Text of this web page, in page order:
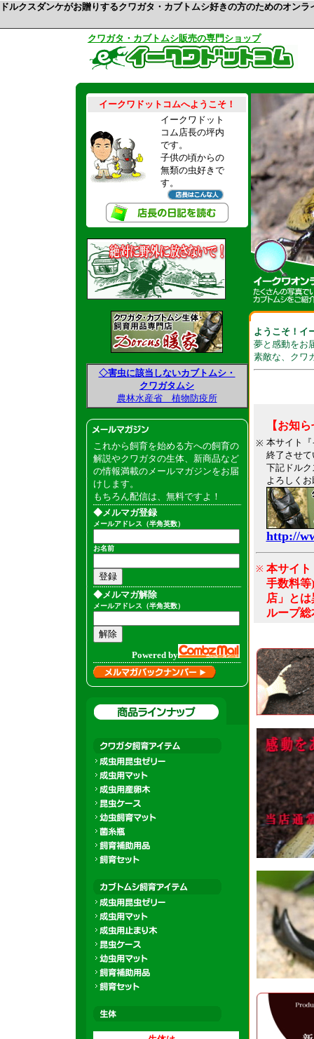
ドルクスダンケがお贈りするクワガタ・カブトムシ好きの方のためのオン
クワガタ・カブトムシ販売の専門ショップ
イークワドットコムへようこそ！
イークワドット
コム店長の坪内
です。
子供の頃からの
無類の虫好きで
す。
◇害虫に該当しないカブトムシ・
クワガタムシ
農林水産省 植物防疫所
これから飼育を始める方への飼育の
解説やクワガタの生体、新商品など
の情報満載のメールマガジンをお届
けします。
もちろん配信は、無料ですよ！
◆メルマガ登録
メールアドレス（半角英数）
お名前
◆メルマガ解除
メールアドレス（半角英数）
Powered by
ようこそ！イ
夢と感動をお
素敵な、クワ
【お知
※ 本サイト
終了させ
下記ドル
よろしく
http://
※ 本サイト
手数料等
店」と
ループ